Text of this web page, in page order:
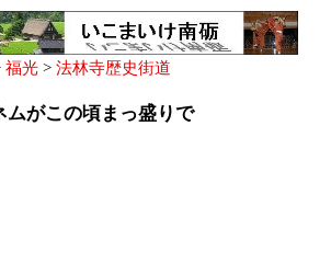
福光 > 法林寺歴史街道
ムがこの頃まっ盛りで